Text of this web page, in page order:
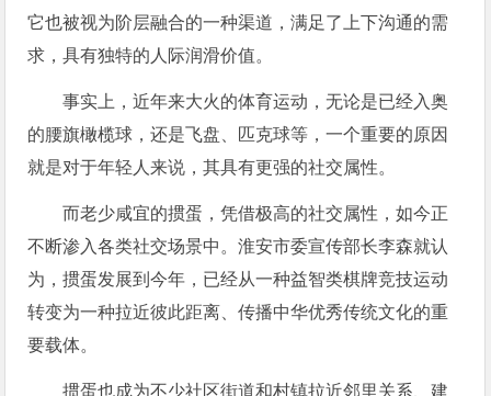
它也被视为阶层融合的一种渠道，满足了上下沟通的需
求，具有独特的人际润滑价值。
事实上，近年来大火的体育运动，无论是已经入奥
的腰旗橄榄球，还是飞盘、匹克球等，一个重要的原因
就是对于年轻人来说，其具有更强的社交属性。
而老少咸宜的掼蛋，凭借极高的社交属性，如今正
不断渗入各类社交场景中。淮安市委宣传部长李森就认
为，掼蛋发展到今年，已经从一种益智类棋牌竞技运动
转变为一种拉近彼此距离、传播中华优秀传统文化的重
要载体。
掼蛋也成为不少社区街道和村镇拉近邻里关系、建